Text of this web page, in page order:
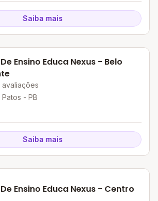
Saiba mais
Ensino Educa Nexus - Belo
avaliações
- PB
Saiba mais
Ensino Educa Nexus - Centro